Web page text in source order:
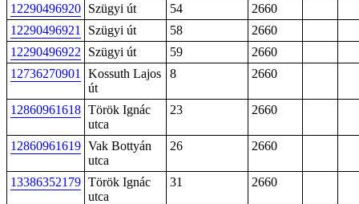
12290496920 Szügyi út 54
2660
12290496921
Szügyi út 58
2660
12290496922
Szügyi út 59
2660
12736270901
Kossuth Lajos
út
8 2660
12860961618 Török Ignác
utca
23 2660
12860961619 Vak Bottyán
utca
26 2660
13386352179 Török Ignác
utca
31 2660